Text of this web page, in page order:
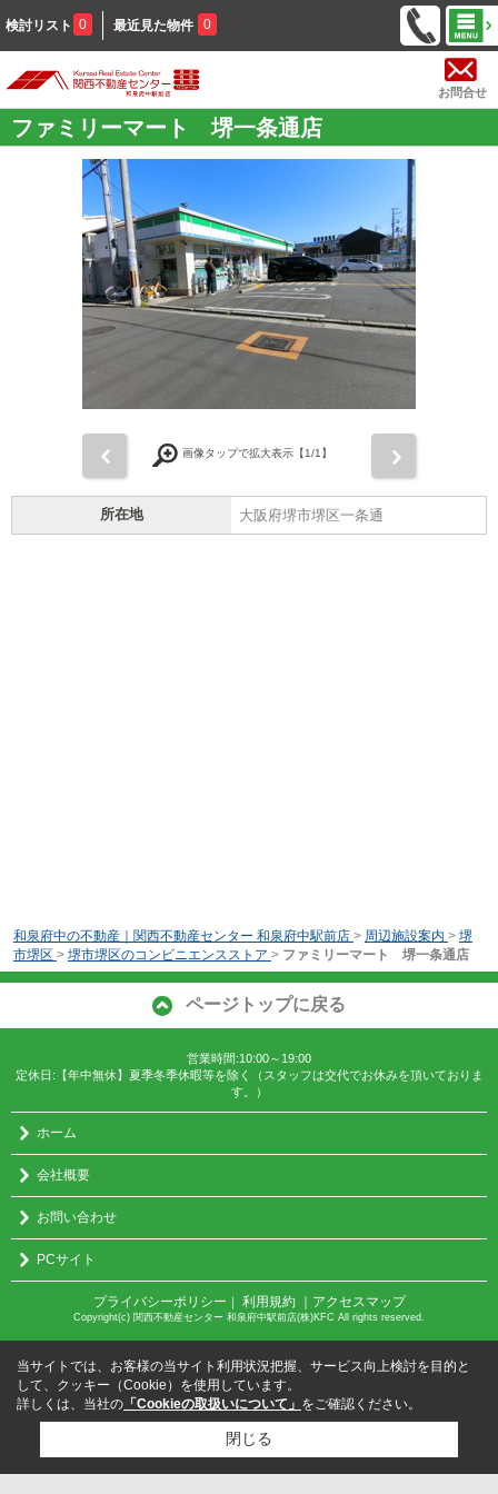
検討リスト 0 最近見た物件 0
お問合せ
ファミリーマート 堺一条通店
画像タップで拡大表示【1/1】
所在地 大阪府堺市堺区一条通
和泉府中の不動産｜関西不動産センター 和泉府中駅前店 > 周辺施設案内 > 堺
市堺区 > 堺市堺区のコンビニエンスストア > ファミリーマート 堺一条通店
ページトップに戻る
営業時間:10:00～19:00
定休日:【年中無休】夏季冬季休暇等を除く（スタッフは交代でお休みを頂いておりま
す。）
ホーム
会社概要
お問い合わせ
PCサイト
プライバシーポリシー ｜ 利用規約 ｜アクセスマップ
Copyright(c) 関西不動産センター 和泉府中駅前店(株)KFC All rights reserved.
当サイトでは、お客様の当サイト利用状況把握、サービス向上検討を目的と
して、クッキー（Cookie）を使用しています。
詳しくは、当社の 「Cookieの取扱いについて」 をご確認ください。
閉じる